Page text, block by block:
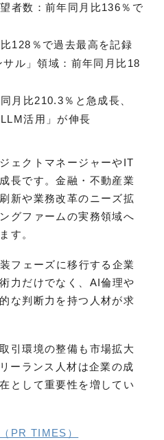
者数：前年同月比136％で
128％で過去最高を記録
サル」領域：前年同月比18
月比210.3％と急成長、
活用」が伸長
ェクトマネージャーやIT
長です。金融・不動産業
新や業務改革のニーズ拡
グファームの実務領域へ
す。
フェーズに移行する企業
力だけでなく、AI倫理や
な判断力を持つ人材が求
引環境の整備も市場拡大
ーランス人材は企業の成
として重要性を増してい
PR TIMES）